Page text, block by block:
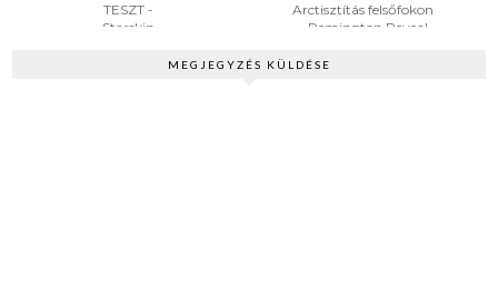
Arctisztítás felsőfokon
- Remington Reveal
TESZT -
Starskin
MEGJEGYZÉS KÜLDÉSE